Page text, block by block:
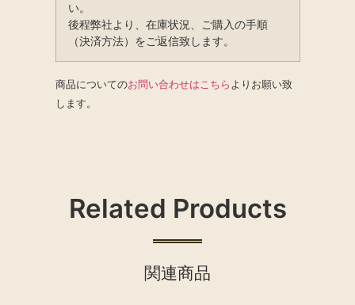
い。
後程弊社より、在庫状況、ご購入の手順
（決済方法）をご返信致します。
商品についてのお問い合わせはこちらよりお願い致
します。
Related Products
関連商品